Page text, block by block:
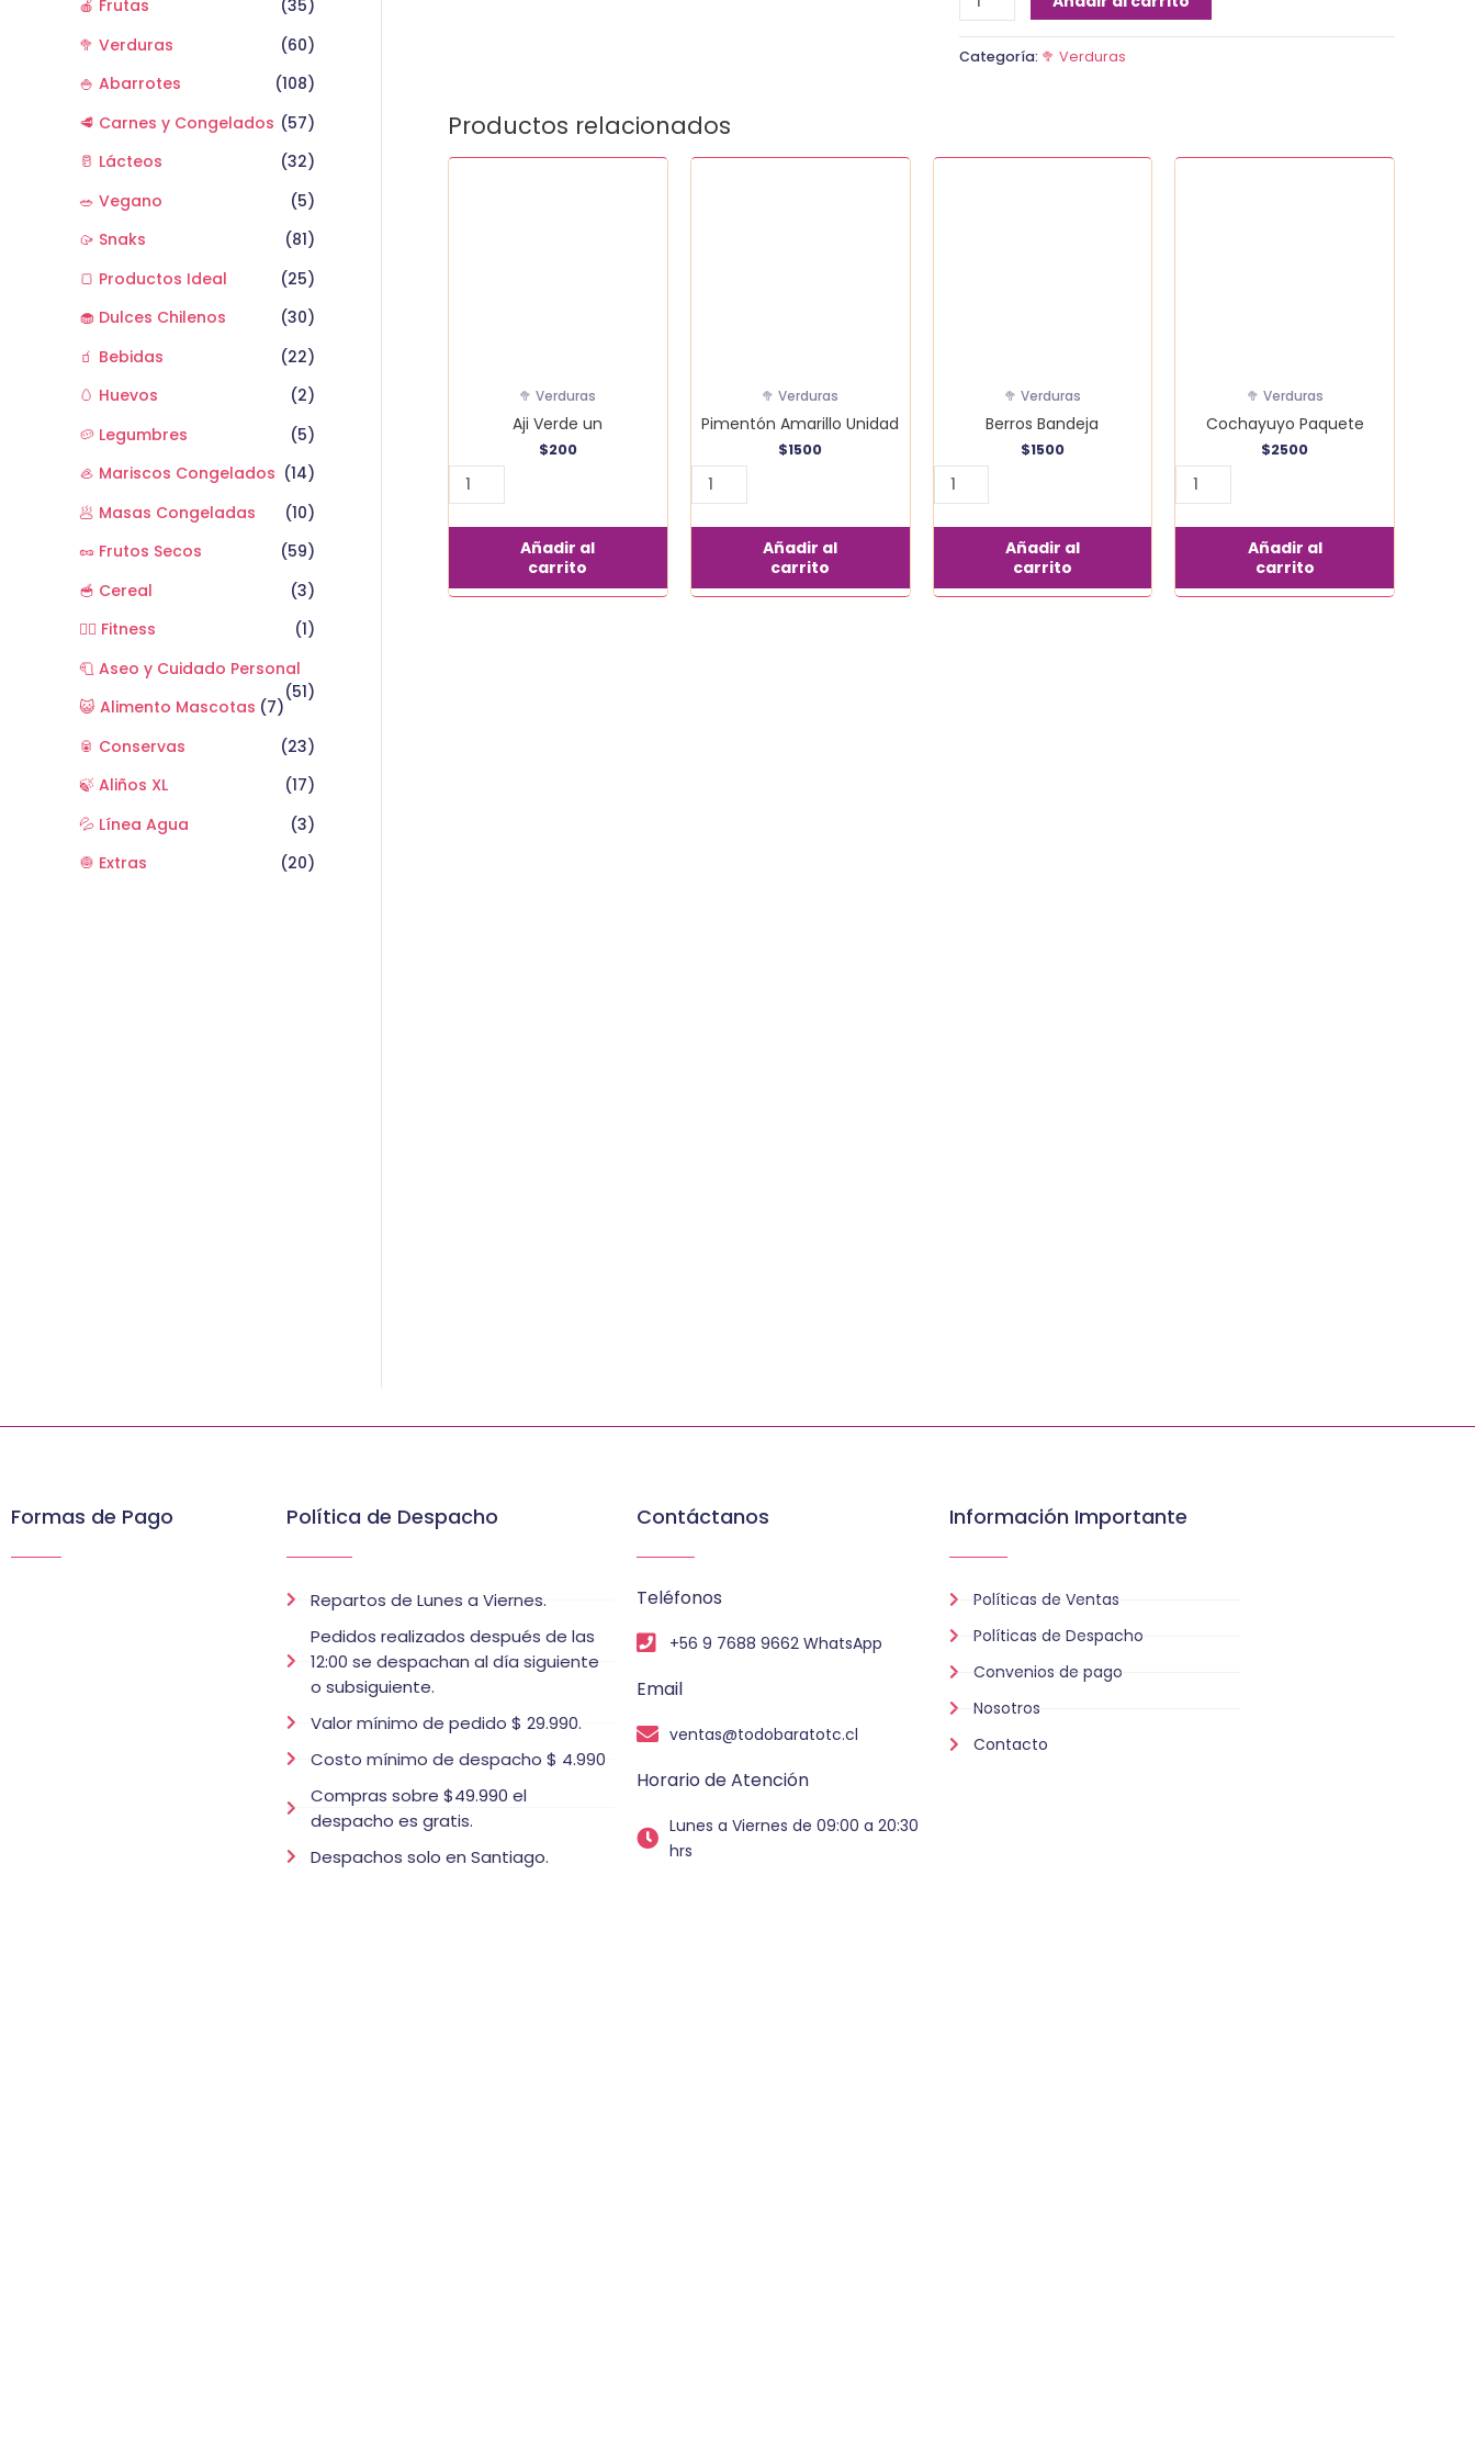
🍎 Frutas
(35)
🥦 Verduras
(60)
🍚 Abarrotes
(108)
🥩 Carnes y Congelados (57)
🥛 Lácteos
(32)
🥗 Vegano
(5)
🥠 Snaks
(81)
🍞 Productos Ideal
(25)
🧁 Dulces Chilenos
(30)
🧃 Bebidas
(22)
🥚 Huevos
(2)
🥔 Legumbres
(5)
🦪 Mariscos Congelados (14)
🥟 Masas Congeladas
(10)
🥜 Frutos Secos
(59)
🥣 Cereal
(3)
🏋️‍♂️ Fitness
(1)
🧻 Aseo y Cuidado Personal
(51)
😺 Alimento Mascotas (7)
🥫 Conservas
(23)
🍃 Aliños XL
(17)
💦 Línea Agua
(3)
🧅 Extras
(20)
Categoría: 🥦 Verduras
Productos relacionados
🥦 Verduras
Aji Verde un
$200
Añadir al
carrito
🥦 Verduras
Pimentón Amarillo Unidad
$1500
Añadir al
carrito
🥦 Verduras
Berros Bandeja
$1500
Añadir al
carrito
🥦 Verduras
Cochayuyo Paquete
$2500
Añadir al
carrito
Formas de Pago Política de Despacho
Repartos de Lunes a Viernes.
Pedidos realizados después de las
12:00 se despachan al día siguiente
o subsiguiente.
Valor mínimo de pedido $ 29.990.
Costo mínimo de despacho $ 4.990
Compras sobre $49.990 el
despacho es gratis.
Despachos solo en Santiago.
Contáctanos
Teléfonos
+56 9 7688 9662 WhatsApp
Email
ventas@todobaratotc.cl
Horario de Atención
Lunes a Viernes de 09:00 a 20:30
hrs
Información Importante
Políticas de Ventas
Políticas de Despacho
Convenios de pago
Nosotros
Contacto